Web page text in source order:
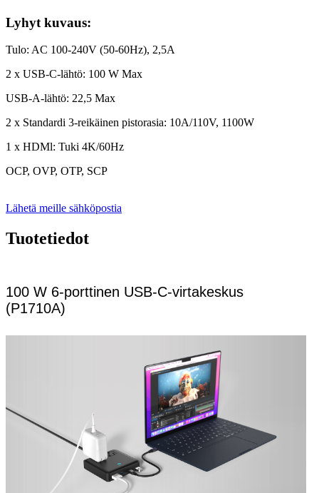
Lyhyt kuvaus:
Tulo: AC 100-240V (50-60Hz), 2,5A
2 x USB-C-lähtö: 100 W Max
USB-A-lähtö: 22,5 Max
2 x Standardi 3-reikäinen pistorasia: 10A/110V, 1100W
1 x HDMl: Tuki 4K/60Hz
OCP, OVP, OTP, SCP
Lähetä meille sähköpostia
Tuotetiedot
100 W 6-porttinen USB-C-virtakeskus
(P1710A)